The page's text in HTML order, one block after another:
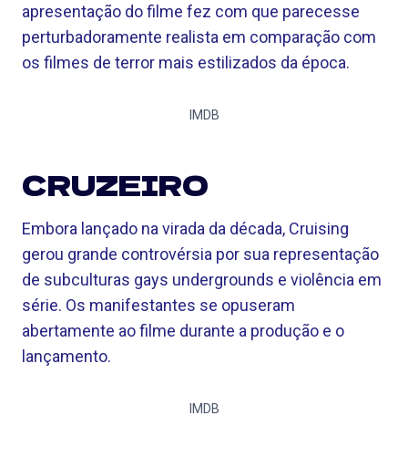
apresentação do filme fez com que parecesse
perturbadoramente realista em comparação com
os filmes de terror mais estilizados da época.
IMDB
CRUZEIRO
Embora lançado na virada da década, Cruising
gerou grande controvérsia por sua representação
de subculturas gays undergrounds e violência em
série. Os manifestantes se opuseram
abertamente ao filme durante a produção e o
lançamento.
IMDB